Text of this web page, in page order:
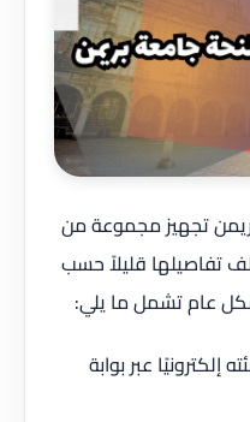
تجهيز مجموعة من
تفاصيلها قليلاً حسب
عام تشمل ما يلي:
عبر بوابة